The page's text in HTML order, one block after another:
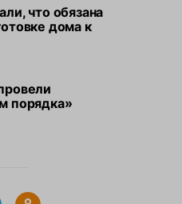
что обязана
дома к
порядка»